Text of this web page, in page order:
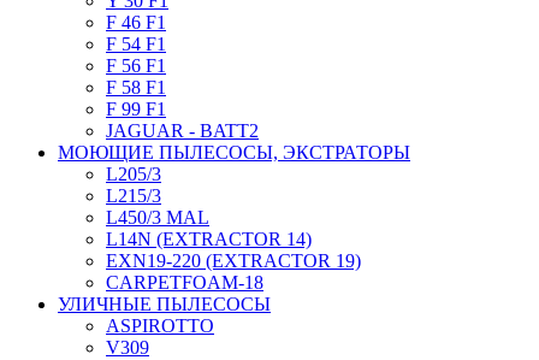
F 46 F1
F 54 F1
F 56 F1
F 58 F1
F 99 F1
JAGUAR - BATT2
МОЮЩИЕ ПЫЛЕСОСЫ, ЭКСТРАТОРЫ
L205/3
L215/3
L450/3 MAL
L14N (EXTRACTOR 14)
EXN19-220 (EXTRACTOR 19)
CARPETFOAM-18
УЛИЧНЫЕ ПЫЛЕСОСЫ
ASPIROTTO
V309